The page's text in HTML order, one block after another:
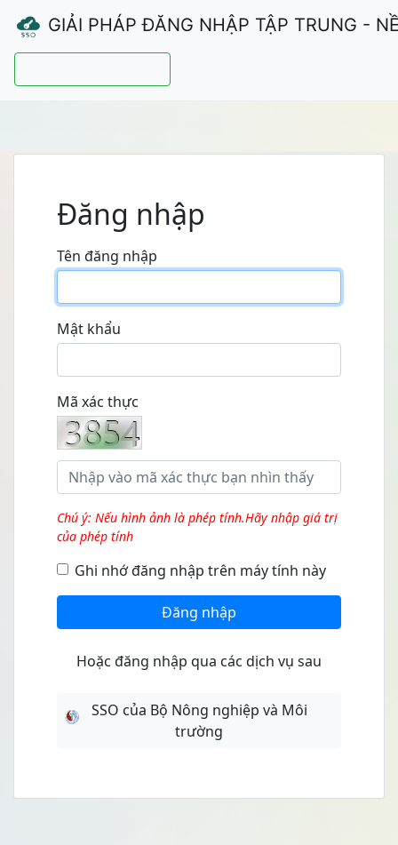
GIẢI PHÁP ĐĂNG NHẬP TẬP TRUNG -
Đăng nhập
Tên đăng nhập
Mật khẩu
Mã xác thực
Chú ý: Nếu hình ảnh là phép tính.Hãy nhập giá trị
của phép tính
Ghi nhớ đăng nhập trên máy tính này
Đăng nhập
Hoặc đăng nhập qua các dịch vụ sau
SSO của Bộ Nông nghiệp và Môi
trường